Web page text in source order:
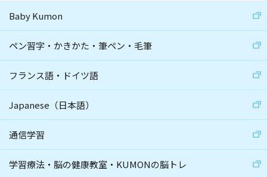
Baby Kumon
ペン習字・かきかた・筆ペン・毛筆
フランス語・ドイツ語
Japanese（日本語）
通信学習
学習療法・脳の健康教室・KUMONの脳トレ